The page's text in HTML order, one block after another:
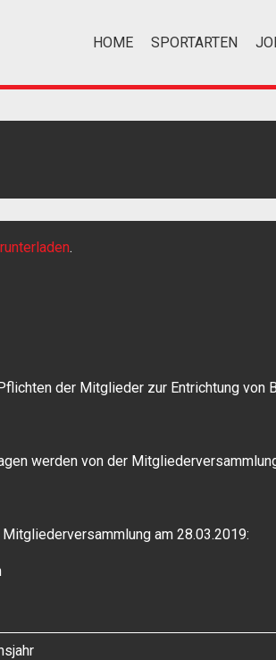
HOME SPORTARTEN
.
der Mitglieder zur Entrichtung von
werden von der
am 28.03.2019: